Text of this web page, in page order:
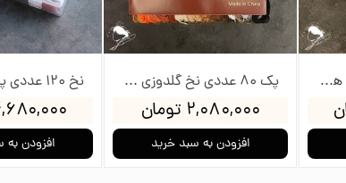
۴,۶۸۰,۰۰۰
افزودن به
پک 80 عددی نخ گلدوزی پنگوئن
۲,۰۸۰,۰۰۰ تومان
افزودن به سبد خرید
نخ 60 عددی پنگوئن به همراه جعبه و بوبین